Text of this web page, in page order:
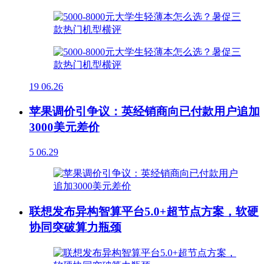
19 06.26
苹果调价引争议：英经销商向已付款用户追加
3000美元差价
5 06.29
联想发布异构智算平台5.0+超节点方案，软硬
协同突破算力瓶颈